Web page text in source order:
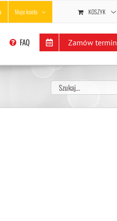
Moje konto KOSZYK
FAQ Zamów termin
Szukaj